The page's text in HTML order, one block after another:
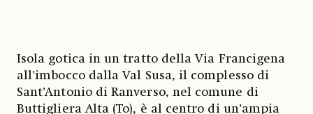
Isola gotica in un tratto della Via Francigena
all’imbocco dalla Val Susa, il complesso di
Sant’Antonio di Ranverso, nel comune di
Buttigliera Alta (To), è al centro di un’ampia